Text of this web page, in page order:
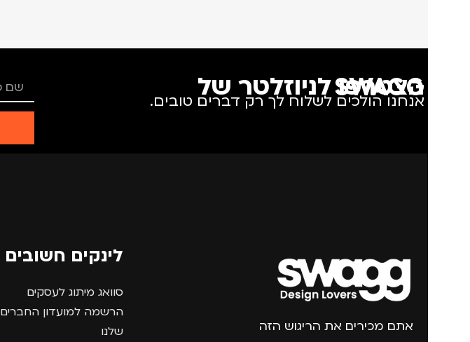
הצטרפו לניוזלטר של SWAGG
אנחנו הולכים לשלוח לך רק דברים טובים.
אתם מכירים את הריגוש הזה
לינקים חשובים
סוואג מיתוג לעסקים
הרשמה למועדון החברים
שלנו